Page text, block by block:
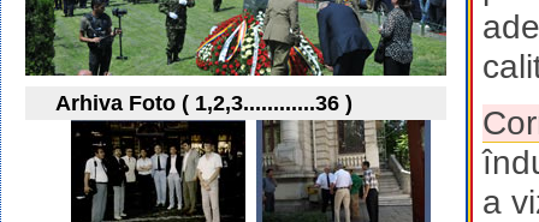
a
Arhiva Foto ( 1,2,3............36 )